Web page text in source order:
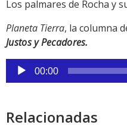
Los palmares de Rocha y
Planeta Tierra, la columna
Justos y Pecadores.
Reproductor
de
00:00
Relacionadas